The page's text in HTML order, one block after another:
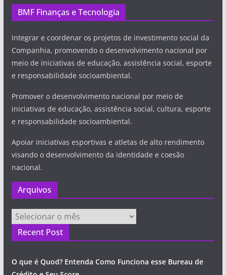
BMF Finanças e Tecnologia
Integrar e coordenar os projetos de investimento social da
Companhia, promovendo o desenvolvimento nacional por
meio de iniciativas de educação, assistência social, esporte
e responsabilidade socioambiental.
Promover o desenvolvimento nacional por meio de
iniciativas de educação, assistência social, cultura, esporte
e responsabilidade socioambiental.
Apoiar iniciativas esportivas e atletas de alto rendimento
visando o desenvolvimento da identidade e coesão
nacional.
Arquivos
Arquivos
Recent Post
O que é Quod? Entenda Como Funciona esse Bureau de